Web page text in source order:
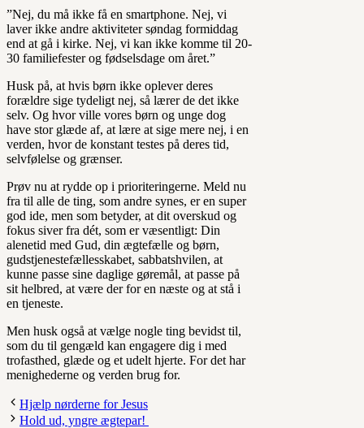
”Nej, du må ikke få en smartphone. Nej, vi
laver ikke andre aktiviteter søndag formiddag
end at gå i kirke. Nej, vi kan ikke komme til 20-
30 familiefester og fødselsdage om året.”
Husk på, at hvis børn ikke oplever deres
forældre sige tydeligt nej, så lærer de det ikke
selv. Og hvor ville vores børn og unge dog
have stor glæde af, at lære at sige mere nej, i en
verden, hvor de konstant testes på deres tid,
selvfølelse og grænser.
Prøv nu at rydde op i prioriteringerne. Meld nu
fra til alle de ting, som andre synes, er en super
god ide, men som betyder, at dit overskud og
fokus siver fra dét, som er væsentligt: Din
alenetid med Gud, din ægtefælle og børn,
gudstjenestefællesskabet, sabbatshvilen, at
kunne passe sine daglige gøremål, at passe på
sit helbred, at være der for en næste og at stå i
en tjeneste.
Men husk også at vælge nogle ting bevidst til,
som du til gengæld kan engagere dig i med
trofasthed, glæde og et udelt hjerte. For det har
menighederne og verden brug for.
Hjælp nørderne for Jesus
Hold ud, yngre ægtepar!